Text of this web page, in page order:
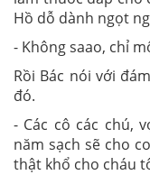
Hồ dỗ dành ngọt
- Không saao, chỉ
Rồi Bác nói với
đó.
- Các cô các chú,
năm sạch sẽ cho
thật khổ cho cháu